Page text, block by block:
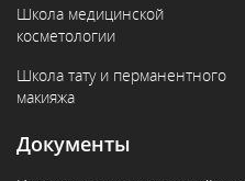
Школа медицинской
косметологии
Школа тату и перманентного
макияжа
Документы